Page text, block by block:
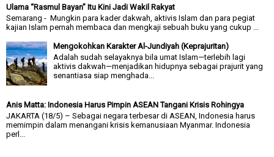
Ulama “Rasmul Bayan” Itu Kini Jadi Wakil Rakyat
Semarang - Mungkin para kader dakwah, aktivis Islam dan para pegiat
kajian Islam pernah membaca dan mengkaji sebuah buku yang cukup ...
Mengokohkan Karakter Al-Jundiyah (Keprajuritan)
Adalah sudah selayaknya bila umat Islam—terlebih lagi
aktivis dakwah—menjadikan hidupnya sebagai prajurit yang
senantiasa siap menghada...
Anis Matta: Indonesia Harus Pimpin ASEAN Tangani Krisis Rohingya
JAKARTA (18/5) – Sebagai negara terbesar di ASEAN, Indonesia harus
memimpin dalam menangani krisis kemanusiaan Myanmar. Indonesia
perl...